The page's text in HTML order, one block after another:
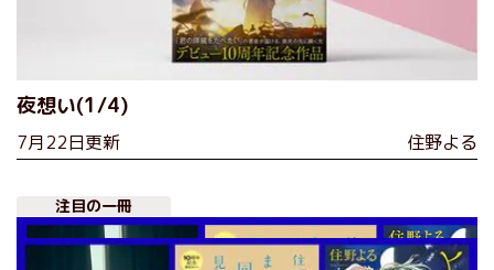
夜想い(1/4)
7月22日更新 住野よる
注目の一冊